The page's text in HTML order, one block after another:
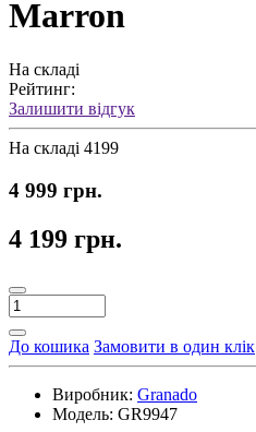
Marron
На складі
Рейтинг:
Залишити відгук
На складі 4199
4 999 грн.
4 199 грн.
До кошика Замовити в один клік
Виробник: Granado
Модель: GR9947